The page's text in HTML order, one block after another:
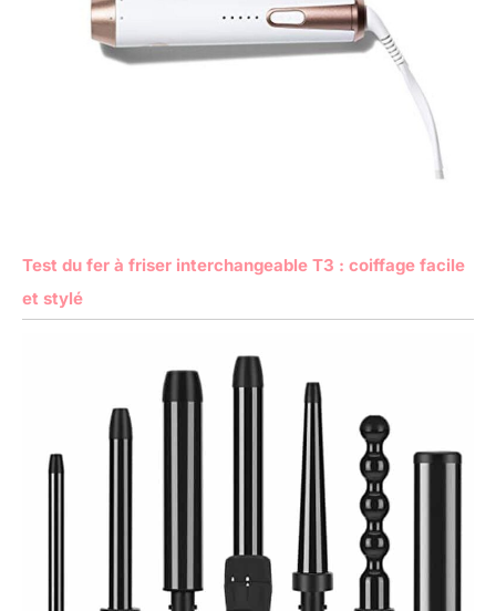
Test du fer à friser interchangeable T3 : coiffage facile
et stylé